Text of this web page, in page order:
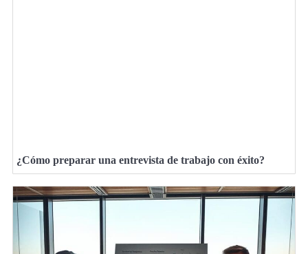
¿Cómo preparar una entrevista de trabajo con éxito?